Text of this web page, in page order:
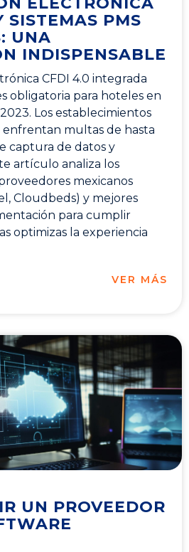
SISTEMAS PMS
UNA
INDISPENSABLE
CFDI 4.0 integrada
obligatoria para hoteles en
Los establecimientos
enfrentan multas de hasta
captura de datos y
artículo analiza los
mexicanos
Cloudbeds) y mejores
para cumplir
optimizas la experiencia
VER MÁS
UN PROVEEDOR